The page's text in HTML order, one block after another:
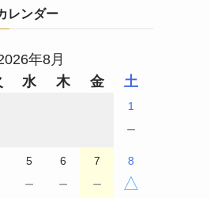
レンダー
年8月
水 木 金 土
1
－
5
－
6
－
7
－
8
△